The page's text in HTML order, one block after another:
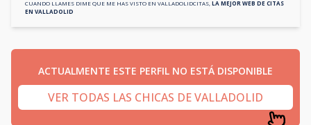
CUANDO LLAMES DIME QUE ME HAS VISTO EN VALLADOLIDCITAS LA MEJOR WEB DE CITAS
EN VALLADOLID
ACTUALMENTE ESTE PERFIL NO ESTÁ DISPONIBLE
VER TODAS LAS CHICAS DE VALLADOLID